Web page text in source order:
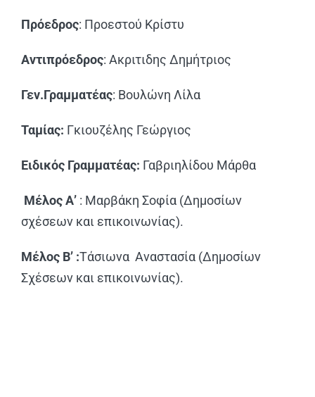
Πρόεδρος: Προεστού Κρίστυ
Αντιπρόεδρος: Ακριτιδης Δημήτριος
Γεν.Γραμματέας: Βουλώνη Λίλα
Ταμίας: Γκιουζέλης Γεώργιος
Ειδικός Γραμματέας: Γαβριηλίδου Μάρθα
Μέλος Α’ : Μαρβάκη Σοφία (Δημοσίων
σχέσεων και επικοινωνίας).
Μέλος Β’ :Τάσιωνα Αναστασία (Δημοσίων
Σχέσεων και επικοινωνίας).